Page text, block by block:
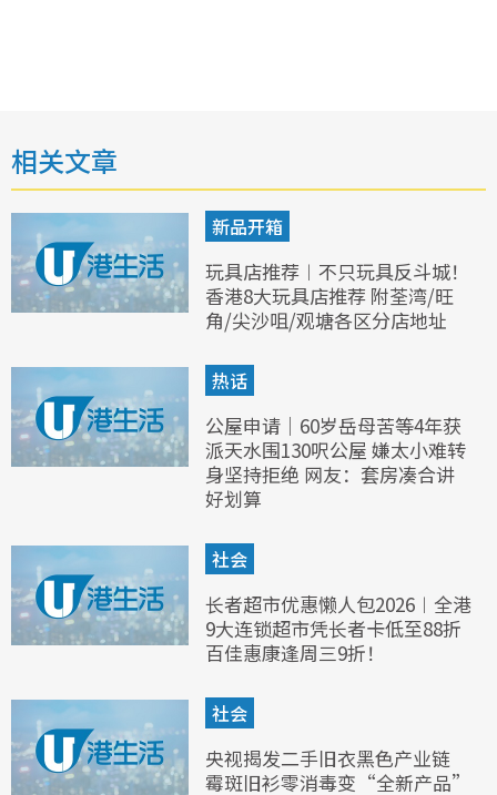
相关文章
新品开箱
玩具店推荐︱不只玩具反斗城！
香港8大玩具店推荐 附荃湾/旺
角/尖沙咀/观塘各区分店地址
热话
公屋申请｜60岁岳母苦等4年获
派天水围130呎公屋 嫌太小难转
身坚持拒绝 网友：套房凑合讲
好划算
社会
长者超市优惠懒人包2026︱全港
9大连锁超市凭长者卡低至88折
百佳惠康逢周三9折！
社会
央视揭发二手旧衣黑色产业链
霉斑旧衫零消毒变“全新产品”